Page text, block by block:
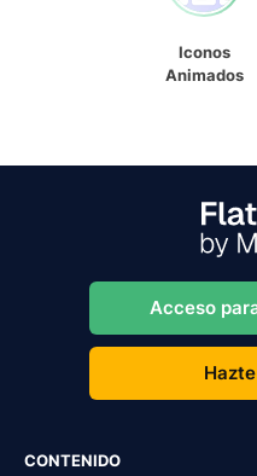
Iconos
Animados
Acceso
CONTENIDO